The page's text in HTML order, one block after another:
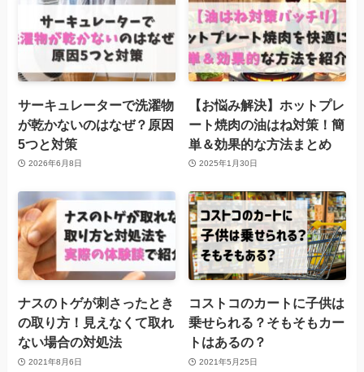
サーキュレーターで洗濯物
が乾かないのはなぜ？原因
5つと対策
2026年6月8日
【お悩み解決】ホットプレ
ート焼肉の油はね対策！簡
単＆効果的な方法まとめ
2025年1月30日
ナスのトゲが刺さったとき
の取り方！見えなくて取れ
ない場合の対処法
2021年8月6日
コストコのカートに子供は
乗せられる？そもそもカー
トはあるの？
2021年5月25日